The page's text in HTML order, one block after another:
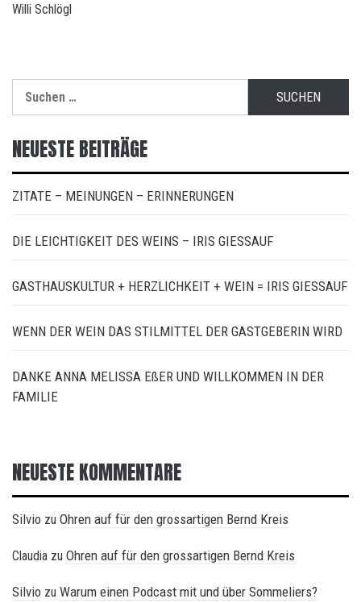
Willi Schlögl
nach:
NEUESTE BEITRÄGE
ZITATE – MEINUNGEN – ERINNERUNGEN
DIE LEICHTIGKEIT DES WEINS – IRIS GIESSAUF
GASTHAUSKULTUR + HERZLICHKEIT + WEIN = IRIS GIESSAUF
WENN DER WEIN DAS STILMITTEL DER GASTGEBERIN WIRD
DANKE ANNA MELISSA EßER UND WILLKOMMEN IN DER
FAMILIE
NEUESTE KOMMENTARE
Silvio zu Ohren auf für den grossartigen Bernd Kreis
Claudia zu Ohren auf für den grossartigen Bernd Kreis
Silvio zu Warum einen Podcast mit und über Sommeliers?